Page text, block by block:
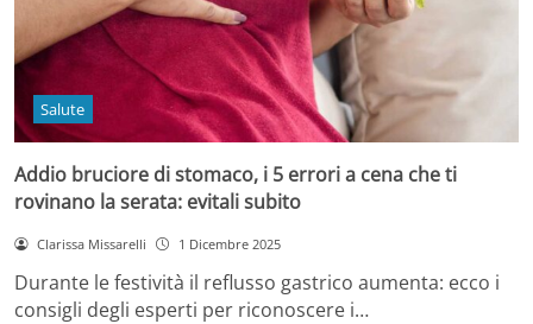
Salute
Addio bruciore di stomaco, i 5 errori a cena che ti
rovinano la serata: evitali subito
Clarissa Missarelli 1 Dicembre 2025
Durante le festività il reflusso gastrico aumenta: ecco i
consigli degli esperti per riconoscere i…